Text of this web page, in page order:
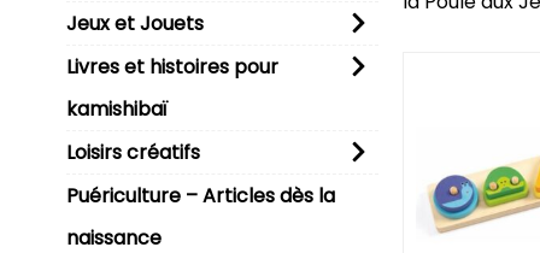
Jeux et Jouets
Livres et histoires pour
kamishibaï
Loisirs créatifs
Puériculture – Articles dès la
naissance